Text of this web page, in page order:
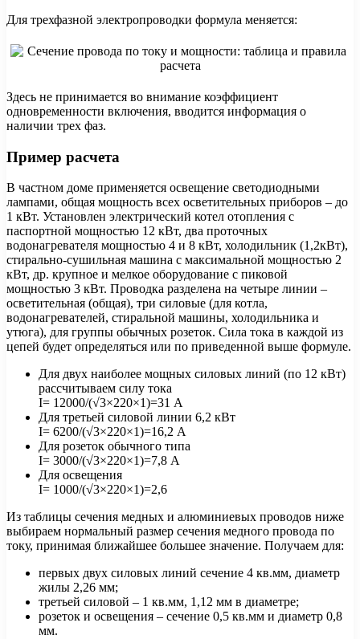
Для трехфазной электропроводки формула меняется:
Здесь не принимается во внимание коэффициент
одновременности включения, вводится информация о
наличии трех фаз.
Пример расчета
В частном доме применяется освещение светодиодными
лампами, общая мощность всех осветительных приборов – до
1 кВт. Установлен электрический котел отопления с
паспортной мощностью 12 кВт, два проточных
водонагревателя мощностью 4 и 8 кВт, холодильник (1,2кВт),
стирально-сушильная машина с максимальной мощностью 2
кВт, др. крупное и мелкое оборудование с пиковой
мощностью 3 кВт. Проводка разделена на четыре линии –
осветительная (общая), три силовые (для котла,
водонагревателей, стиральной машины, холодильника и
утюга), для группы обычных розеток. Сила тока в каждой из
цепей будет определяться или по приведенной выше формуле.
Для двух наиболее мощных силовых линий (по 12 кВт)
рассчитываем силу тока
I= 12000/(√3×220×1)=31 А
Для третьей силовой линии 6,2 кВт
I= 6200/(√3×220×1)=16,2 А
Для розеток обычного типа
I= 3000/(√3×220×1)=7,8 А
Для освещения
I= 1000/(√3×220×1)=2,6
Из таблицы сечения медных и алюминиевых проводов ниже
выбираем нормальный размер сечения медного провода по
току, принимая ближайшее большее значение. Получаем для:
первых двух силовых линий сечение 4 кв.мм, диаметр
жилы 2,26 мм;
третьей силовой – 1 кв.мм, 1,12 мм в диаметре;
розеток и освещения – сечение 0,5 кв.мм и диаметр 0,8
мм.